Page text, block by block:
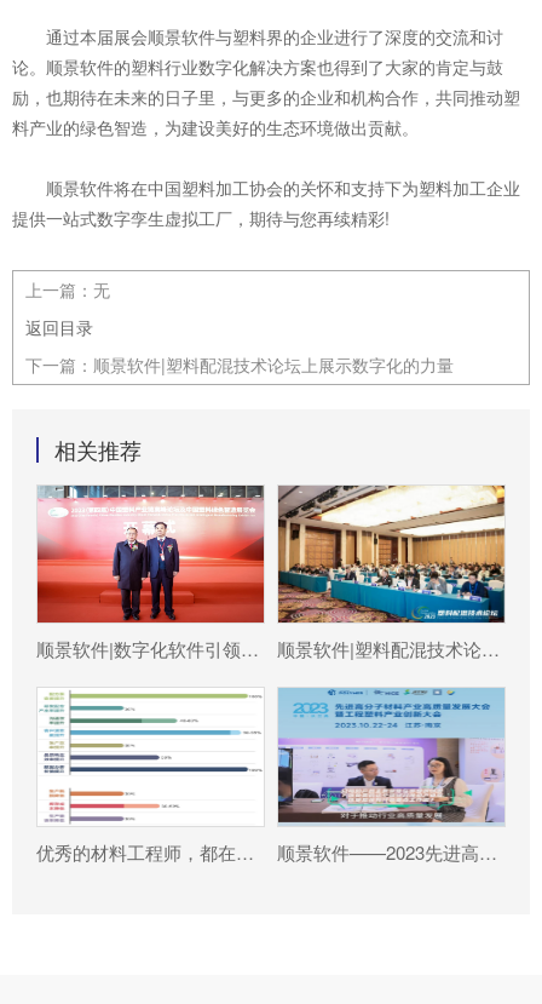
通过本届展会顺景软件与塑料界的企业进行了深度的交流和讨
论。顺景软件的塑料行业数字化解决方案也得到了大家的肯定与鼓
励，也期待在未来的日子里，与更多的企业和机构合作，共同推动塑
料产业的绿色智造，为建设美好的生态环境做出贡献。
顺景软件将在中国塑料加工协会的关怀和支持下为塑料加工企业
提供一站式数字孪生虚拟工厂，期待与您再续精彩!
上一篇： 无
返回目录
下一篇： 顺景软件|塑料配混技术论坛上展示数字化的力量
相关推荐
顺景软件|数字化软件引领新材料产业绿色智造新篇章 顺景软件|塑料配混技术论坛上展示数字化的力量
优秀的材料工程师，都在跟这个新朋友打交道! 顺景软件——2023先进高分子材料产业高质量发展大会暨工程塑料产业创新大会